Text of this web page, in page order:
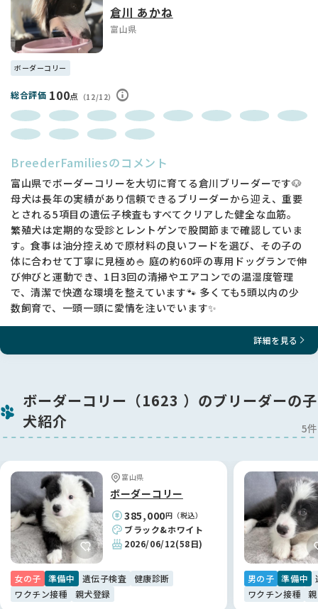
倉川 あかね
富山県
ボーダーコリー
総合評価 100点 （12/12）
BreederFamiliesのコメント
富山県でボーダーコリーを大切に育てる倉川ブリーダーです🐶
母犬は長年の実績があり信頼できるブリーダーから迎え、重要
とされる5項目の遺伝子検査もすべてクリアした健全な血筋。
繁殖犬は定期的な受診とレントゲンで股関節まで確認していま
す。食事は油分控えめで原材料の良いフードを選び、その子の
体に合わせて丁寧に見極め🍚 庭の約60坪の専用ドッグランで伸
び伸びと運動でき、1日3回の清掃やエアコンでの温湿度管理
で、清潔で快適な環境を整えています🐾 多くても5頭以内の少
数飼育で、一頭一頭に愛情を注いでいます✨
詳細を見る
ボーダーコリー（1623 ）のブリーダーの子
犬紹介
5件
富山県
ボーダーコリー
385,000円（税込）
ブラック&ホワイト
2026/06/12(58日)
女の子 準備中 遺伝子検査
健康診断
ワクチン接種
親犬登録
男の子 準備中
ワクチン接種